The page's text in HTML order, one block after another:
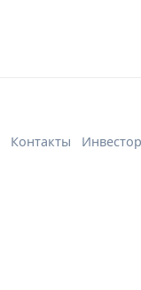
Контакты